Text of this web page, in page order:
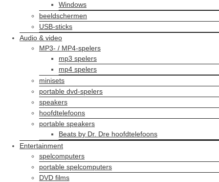
Windows
beeldschermen
USB-sticks
Audio & video
MP3- / MP4-spelers
mp3 spelers
mp4 spelers
minisets
portable dvd-spelers
speakers
hoofdtelefoons
portable speakers
Beats by Dr. Dre hoofdtelefoons
Entertainment
spelcomputers
portable spelcomputers
DVD films